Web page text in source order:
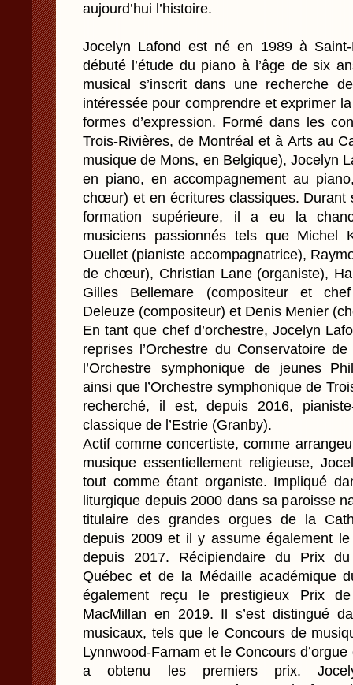
aujourd’hui l’histoire.
Jocelyn Lafond est né en 1989 à Saint-
débuté l’étude du piano à l’âge de six
musical s’inscrit dans une recherche
intéressée pour comprendre et exprimer
formes d’expression. Formé dans les
Trois-Rivières, de Montréal et à Arts au
musique de Mons, en Belgique), Jocelyn
en piano, en accompagnement au
chœur) et en écritures classiques. Durant
formation supérieure, il a eu la
musiciens passionnés tels que Michel
Ouellet (pianiste accompagnatrice),
de chœur), Christian Lane (organiste),
Gilles Bellemare (compositeur et chef
Deleuze (compositeur) et Denis Menier
En tant que chef d’orchestre, Jocelyn
reprises l’Orchestre du Conservatoire
l’Orchestre symphonique de jeunes
ainsi que l’Orchestre symphonique de
recherché, il est, depuis 2016,
classique de l’Estrie (Granby).
Actif comme concertiste, comme
musique essentiellement religieuse,
tout comme étant organiste. Impliqué
liturgique depuis 2000 dans sa paroisse
titulaire des grandes orgues de la
depuis 2009 et il y assume également
depuis 2017. Récipiendaire du Prix du
Québec et de la Médaille académique
également reçu le prestigieux Prix
MacMillan en 2019. Il s’est distingué
musicaux, tels que le Concours de
Lynnwood-Farnam et le Concours
a obtenu les premiers prix.